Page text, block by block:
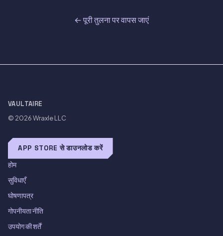
← पूरी तुलना पर वापस जाएं
VAULTAIRE
© 2026Wraxle LLC
APP STORE से डाउनलोड करें
होम
सुविधाएँ
घोषणापत्र
गोपनीयता नीति
उपयोग की शर्तें